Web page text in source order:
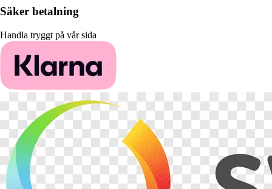
Säker betalning
Handla tryggt på vår sida